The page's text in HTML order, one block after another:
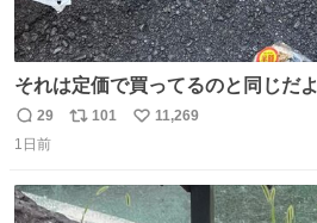
それは定価で買ってるのと同じだよ
返
信
29
リ
ト
101
い
数
11,269
1日前